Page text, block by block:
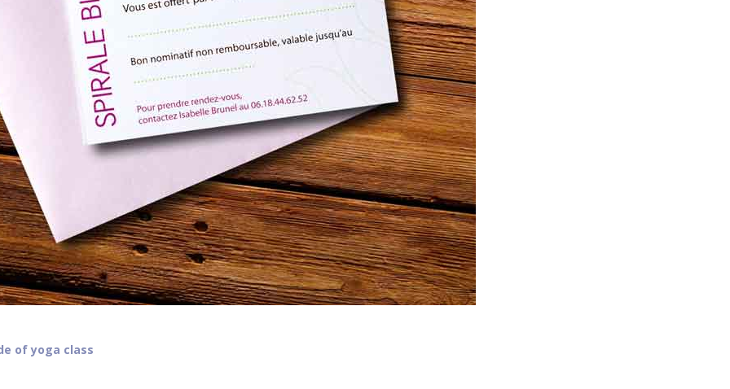
of yoga class